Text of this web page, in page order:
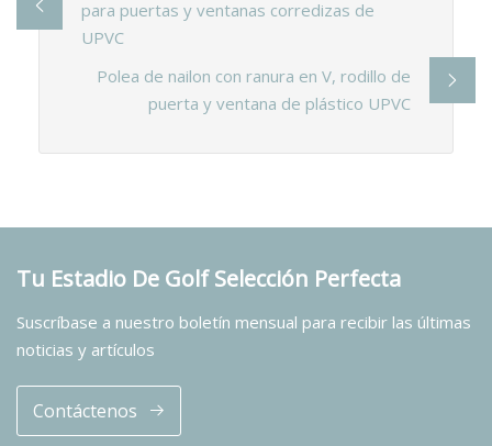
para puertas y ventanas corredizas de
UPVC
Polea de nailon con ranura en V, rodillo de
puerta y ventana de plástico UPVC
Tu Estadio De Golf Selección Perfecta
Suscríbase a nuestro boletín mensual para recibir las últimas
noticias y artículos
Contáctenos